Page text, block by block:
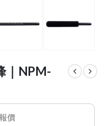
｜NPM-
價